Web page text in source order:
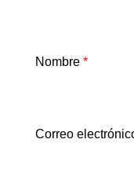
Nombre *
Correo